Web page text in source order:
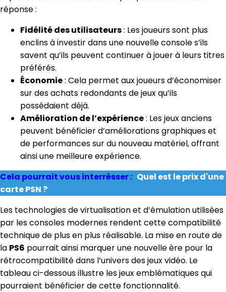
réponse :
Fidélité des utilisateurs: Les joueurs sont plus
enclins à investir dans une nouvelle console s’ils
savent qu’ils peuvent continuer à jouer à leurs titres
préférés.
Économie: Cela permet aux joueurs d’économiser
sur des achats redondants de jeux qu’ils
possédaient déjà.
Amélioration de l’expérience: Les jeux anciens
peuvent bénéficier d’améliorations graphiques et
de performances sur du nouveau matériel, offrant
ainsi une meilleure expérience.
Cela pourrait vous interrésser : Quel est le prix d'une
carte PSN ?
Les technologies de virtualisation et d’émulation utilisées
par les consoles modernes rendent cette compatibilité
technique de plus en plus réalisable. La mise en route de
la PS6 pourrait ainsi marquer une nouvelle ère pour la
rétrocompatibilité dans l’univers des jeux vidéo. Le
tableau ci-dessous illustre les jeux emblématiques qui
pourraient bénéficier de cette fonctionnalité.